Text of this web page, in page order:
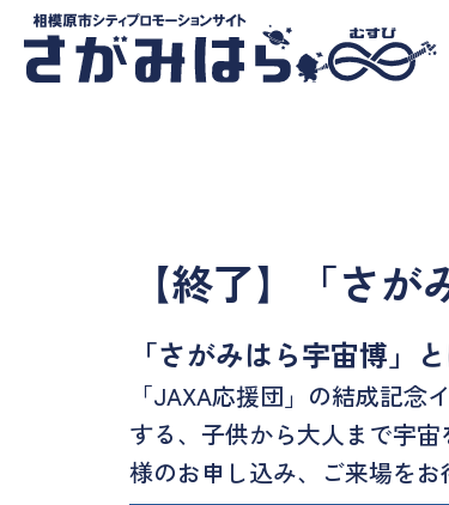
【終了】「さ
「さがみはら宇宙博」
「JAXA応援団」の結成記
する、子供から大人まで宇
様のお申し込み、ご来場をお